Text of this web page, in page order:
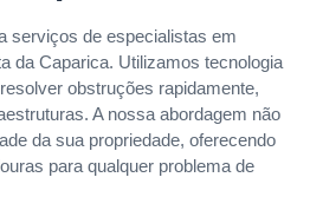
serviços de especialistas em
da Caparica. Utilizamos tecnologia
obstruções rapidamente,
A nossa abordagem não
da sua propriedade, oferecendo
para qualquer problema de